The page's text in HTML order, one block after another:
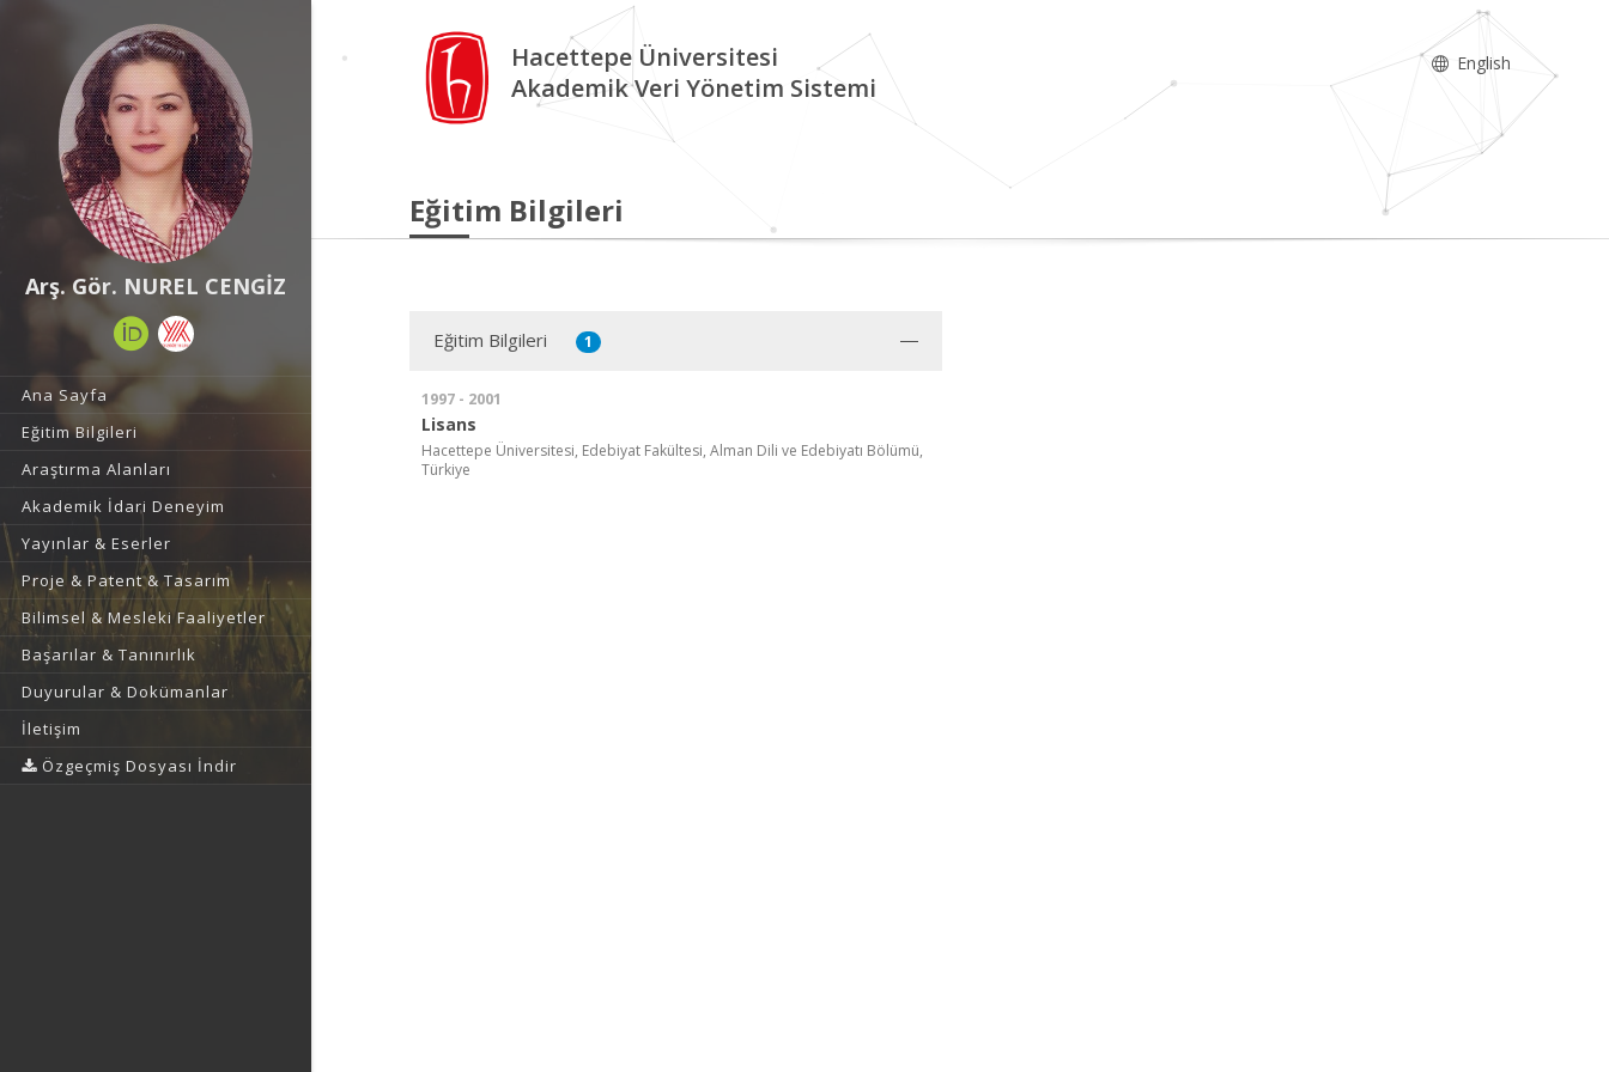
Arş. Gör. NUREL CENGİZ
Ana Sayfa
Eğitim Bilgileri
Araştırma Alanları
Akademik İdari Deneyim
Yayınlar & Eserler
Proje & Patent & Tasarım
Bilimsel & Mesleki Faaliyetler
Başarılar & Tanınırlık
Duyurular & Dokümanlar
İletişim
Özgeçmiş Dosyası İndir
Hacettepe Üniversitesi
Akademik Veri Yönetim Sistemi
English
Eğitim Bilgileri
Eğitim Bilgileri 1
1997 - 2001
Lisans
Hacettepe Üniversitesi, Edebiyat Fakültesi, Alman Dili ve Edebiyatı Bölümü,
Türkiye